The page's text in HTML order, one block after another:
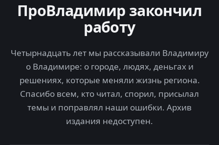
ПроВладимир закончил
работу
Четырнадцать лет мы рассказывали Владимиру
о Владимире: о городе, людях, деньгах и
решениях, которые меняли жизнь региона.
Спасибо всем, кто читал, спорил, присылал
темы и поправлял наши ошибки. Архив
издания недоступен.